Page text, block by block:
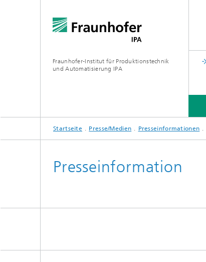
Fraunhofer-Institut für Produktionstechnik
und Automatisierung IPA
Startseite Presse/Medien Presseinformationen
Presseinformation